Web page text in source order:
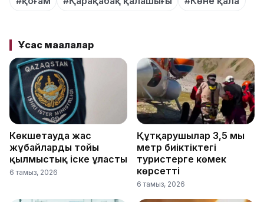
Ұқсас мақалалар
Көкшетауда жас
жұбайлардың тойы
қылмыстық іске ұласты
6 тамыз, 2026
Құтқарушылар 3,5 мың
метр биіктіктегі
туристерге көмек
көрсетті
6 тамыз, 2026